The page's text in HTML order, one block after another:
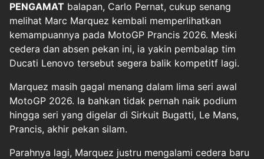
PENGAMAT balapan, Carlo Pernat, cukup senang
melihat Marc Marquez kembali memperlihatkan
kemampuannya pada MotoGP Prancis 2026. Meski
cedera dan absen pekan ini, ia yakin pembalap tim
Ducati Lenovo tersebut segera balik kompetitf lagi.
Marquez masih gagal menang dalam lima seri awal
MotoGP 2026. Ia bahkan tidak pernah naik podium
hingga seri yang digelar di Sirkuit Bugatti, Le Mans,
Prancis, akhir pekan silam.
Parahnya lagi, Marquez justru mengalami cedera baru